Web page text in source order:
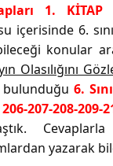
1. KİTAP
içerisinde 6.
konular
Olasılığını
6.
207-208-209-
yazarak